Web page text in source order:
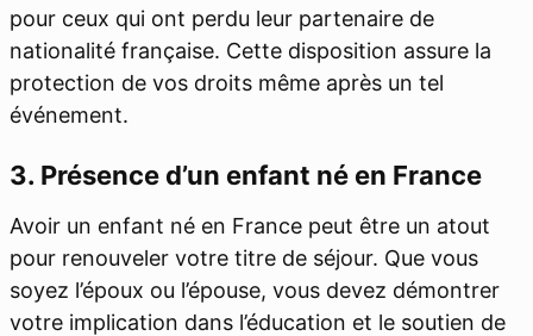
pour ceux qui ont perdu leur partenaire de
nationalité française. Cette disposition assure la
protection de vos droits même après un tel
événement.
3. Présence d’un enfant né en France
Avoir un enfant né en France peut être un atout
pour renouveler votre titre de séjour. Que vous
soyez l’époux ou l’épouse, vous devez démontrer
votre implication dans l’éducation et le soutien de